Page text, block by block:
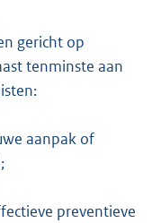
gericht op
tenminste aan
aanpak of
preventieve